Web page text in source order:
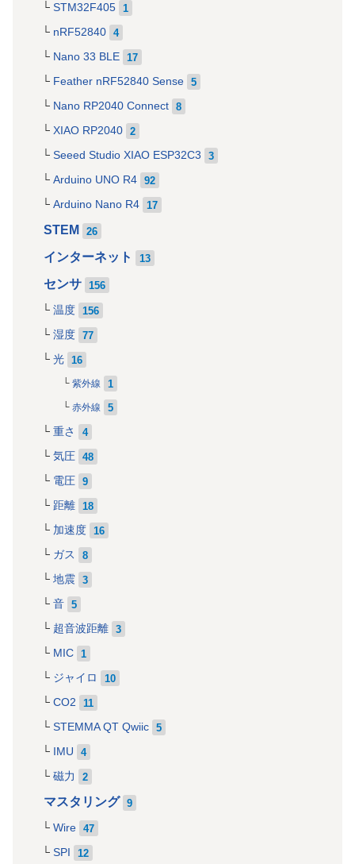
STM32F405 1
nRF52840 4
Nano 33 BLE 17
Feather nRF52840 Sense 5
Nano RP2040 Connect 8
XIAO RP2040 2
Seeed Studio XIAO ESP32C3 3
Arduino UNO R4 92
Arduino Nano R4 17
STEM 26
インターネット 13
センサ 156
温度 156
湿度 77
光 16
紫外線 1
赤外線 5
重さ 4
気圧 48
電圧 9
距離 18
加速度 16
ガス 8
地震 3
音 5
超音波距離 3
MIC 1
ジャイロ 10
CO2 11
STEMMA QT Qwiic 5
IMU 4
磁力 2
マスタリング 9
Wire 47
SPI 12